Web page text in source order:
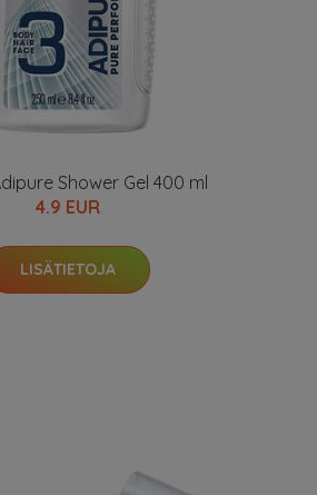
Shower Gel 400 ml
4.9 EUR
LISÄTIETOJA